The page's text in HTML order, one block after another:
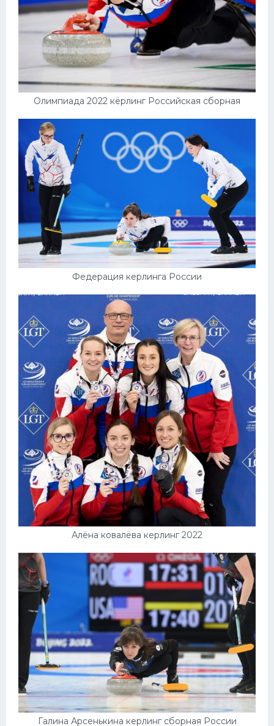
Олимпиада 2022 кёрлинг Российская сборная
Федерация керлинга России
Алёна ковалёва керлинг 2022
Галина Арсенькина керлинг сборная России